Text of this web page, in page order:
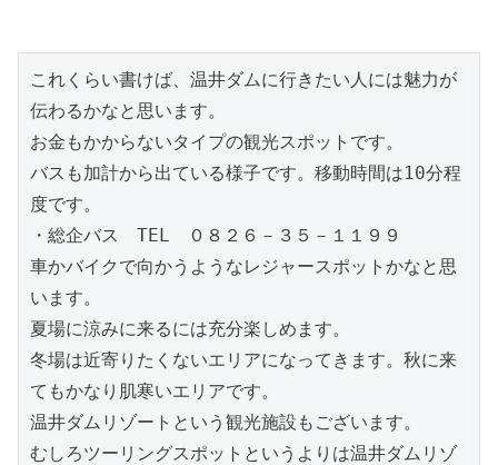
これくらい書けば、温井ダムに行きたい人には魅力が
伝わるかなと思います。
お金もかからないタイプの観光スポットです。
バスも加計から出ている様子です。移動時間は10分程
度です。
・総企バス　TEL　０８２６－３５－１１９９
車かバイクで向かうようなレジャースポットかなと思
います。
夏場に涼みに来るには充分楽しめます。
冬場は近寄りたくないエリアになってきます。秋に来
てもかなり肌寒いエリアです。
温井ダムリゾートという観光施設もございます。
むしろツーリングスポットというよりは温井ダムリゾ